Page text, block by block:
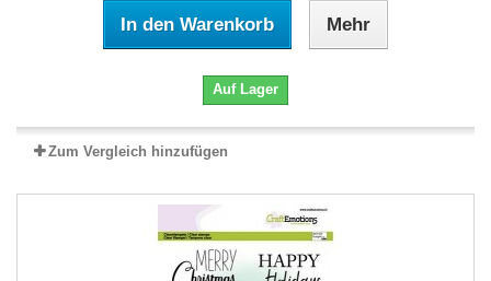
In den Warenkorb Mehr
Auf Lager
Zum Vergleich hinzufügen